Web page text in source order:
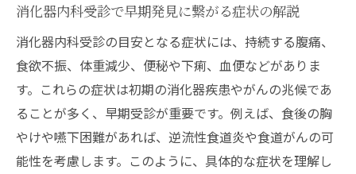
消化器内科受診で早期発見に繋がる症状の解説
消化器内科受診の目安となる症状には、持続する腹痛、
食欲不振、体重減少、便秘や下痢、血便などがありま
す。これらの症状は初期の消化器疾患やがんの兆候であ
ることが多く、早期受診が重要です。例えば、食後の胸
やけや嚥下困難があれば、逆流性食道炎や食道がんの可
能性を考慮します。このように、具体的な症状を理解し